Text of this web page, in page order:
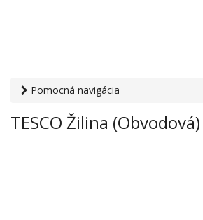
Pomocná navigácia
supermarkety › TESCO Žilina (Obvodová)
TESCO Žilina (Obvodová)